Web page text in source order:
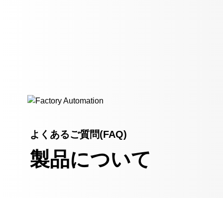
よくあるご質問(FAQ)
製品について